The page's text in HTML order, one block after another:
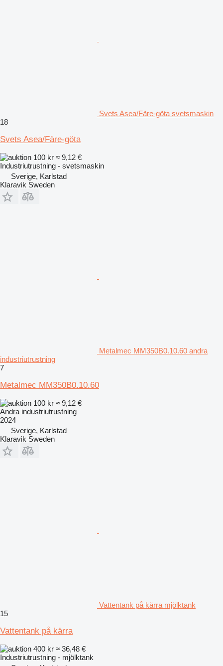
Svets Asea/Färe-göta svetsmaskin
18
Svets Asea/Färe-göta
100 kr ≈ 9,12 €
Industriutrustning - svetsmaskin
Sverige, Karlstad
Klaravik Sweden
Metalmec MM350B0.10.60 andra
industriutrustning
7
Metalmec MM350B0.10.60
100 kr ≈ 9,12 €
Andra industriutrustning
2024
Sverige, Karlstad
Klaravik Sweden
Vattentank på kärra mjölktank
15
Vattentank på kärra
400 kr ≈ 36,48 €
Industriutrustning - mjölktank